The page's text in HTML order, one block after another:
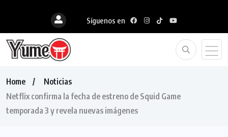
Síguenos en
Home
Noticias
Netflix confirma la fecha de estreno de Squid Game
temporada 3 y revela nuevas imágenes